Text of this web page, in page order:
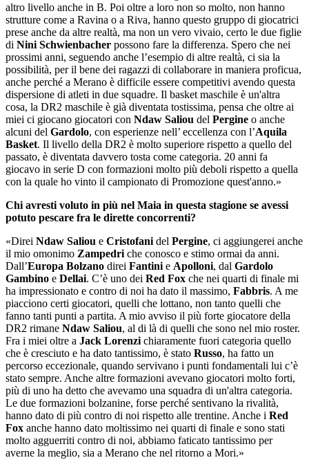
altro livello anche in B. Poi oltre a loro non so molto, non hanno
strutture come a Ravina o a Riva, hanno questo gruppo di giocatrici
prese anche da altre realtà, ma non un vero vivaio, certo le due figlie
di Nini Schwienbacher possono fare la differenza. Spero che nei
prossimi anni, seguendo anche l’esempio di altre realtà, ci sia la
possibilità, per il bene dei ragazzi di collaborare in maniera proficua,
anche perché a Merano è difficile essere competitivi avendo questa
dispersione di atleti in due squadre. Il basket maschile è un'altra
cosa, la DR2 maschile è già diventata tostissima, pensa che oltre ai
miei ci giocano giocatori con Ndaw Saliou del Pergine o anche
alcuni del Gardolo, con esperienze nell’ eccellenza con l’Aquila
Basket. Il livello della DR2 è molto superiore rispetto a quello del
passato, è diventata davvero tosta come categoria. 20 anni fa
giocavo in serie D con formazioni molto più deboli rispetto a quella
con la quale ho vinto il campionato di Promozione quest'anno.»
Chi avresti voluto in più nel Maia in questa stagione se avessi
potuto pescare fra le dirette concorrenti?
«Direi Ndaw Saliou e Cristofanidel Pergine, ci aggiungerei anche
il mio omonimo Zampedriche conosco e stimo ormai da anni.
Dall’Europa Bolzano direi Fantinie Apolloni, dal Gardolo
Gambino e Dellai. C’è uno dei Red Fox che nei quarti di finale mi
ha impressionato e contro di noi ha dato il massimo, Fabbris. A me
piacciono certi giocatori, quelli che lottano, non tanto quelli che
fanno tanti punti a partita. A mio avviso il più forte giocatore della
DR2 rimane Ndaw Saliou, al di là di quelli che sono nel mio roster.
Fra i miei oltre a Jack Lorenzichiaramente fuori categoria quello
che è cresciuto e ha dato tantissimo, è stato Russo, ha fatto un
percorso eccezionale, quando servivano i punti fondamentali lui c’è
stato sempre. Anche altre formazioni avevano giocatori molto forti,
più di uno ha detto che avevamo una squadra di un'altra categoria.
Le due formazioni bolzanine, forse perché sentivano la rivalità,
hanno dato di più contro di noi rispetto alle trentine. Anche i Red
Fox anche hanno dato moltissimo nei quarti di finale e sono stati
molto agguerriti contro di noi, abbiamo faticato tantissimo per
averne la meglio, sia a Merano che nel ritorno a Mori.»